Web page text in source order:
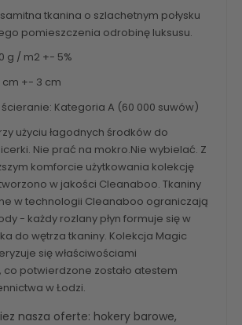
tkanina o szlachetnym połysku
pomieszczenia odrobinę luksusu.
g / m2 +- 5%
cm +- 3 cm
Kategoria A (60 000 suwów)
użyciu łagodnych środków do
Nie prać na mokro.Nie wybielać. Z
komforcie użytkowania kolekcję
w jakości Cleanaboo. Tkaniny
w technologii Cleanaboo ograniczają
- każdy rozlany płyn formuje się w
do wętrza tkaniny. Kolekcja Magic
się właściwościami
potwierdzone zostało atestem
w Łodzi.
nasza oferte: hokery barowe,